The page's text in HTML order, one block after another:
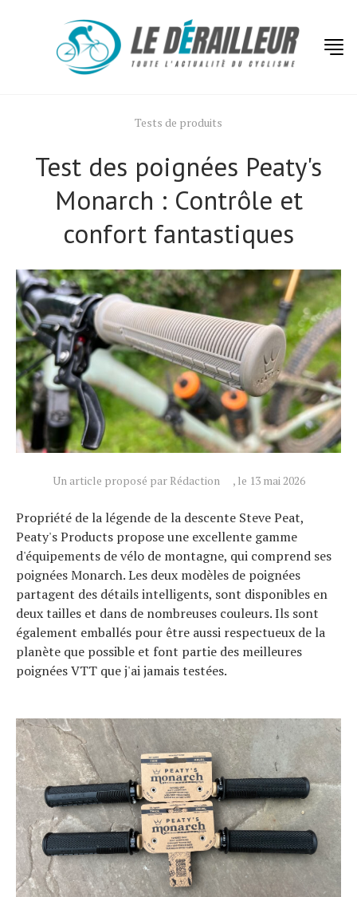
Tests de produits
Test des poignées Peaty's
Monarch : Contrôle et
confort fantastiques
Un article proposé par Rédaction , le 13 mai 2026
Propriété de la légende de la descente Steve Peat,
Peaty's Products propose une excellente gamme
d'équipements de vélo de montagne, qui comprend ses
poignées Monarch. Les deux modèles de poignées
partagent des détails intelligents, sont disponibles en
deux tailles et dans de nombreuses couleurs. Ils sont
également emballés pour être aussi respectueux de la
planète que possible et font partie des meilleures
poignées VTT que j'ai jamais testées.